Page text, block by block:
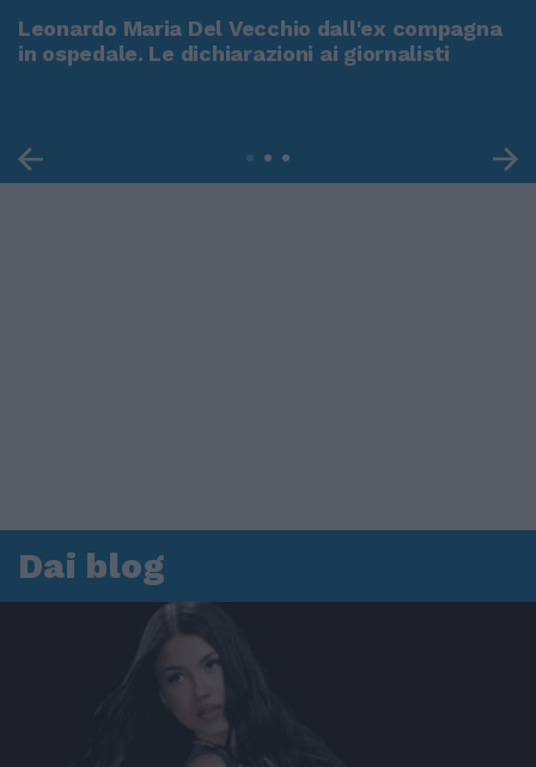
Leonardo Maria Del Vecchio dall'ex compagna
in ospedale. Le dichiarazioni ai giornalisti
Dai blog